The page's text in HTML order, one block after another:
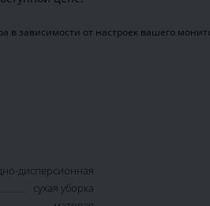
в зависимости от настроек вашего
дисперсионная
сухая уборка